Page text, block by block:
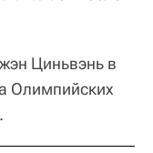
Циньвэнь в
Олимпийских